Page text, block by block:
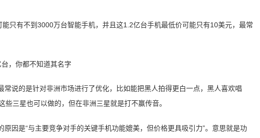
只有不到3000万台智能手机，并且这1.2亿台手机最低价可能只有10美元，最常
说的是针对非洲市场进行了优化，比如能把黑人拍得更白一点，黑人喜欢唱
三星也可以做的，但在非洲三星就是打不赢传音。
因是“与主要竞争对手的关键手机功能媲美，但价格更具吸引力”。意思就是功